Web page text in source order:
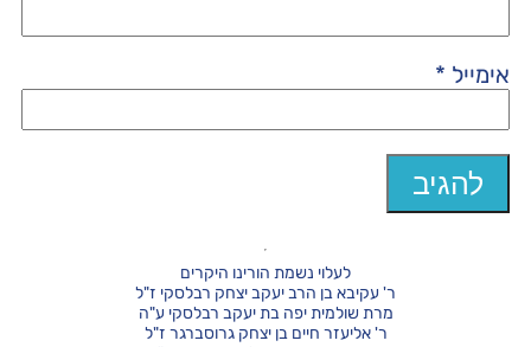
אימייל *
לעלוי נשמת הורינו היקרים
ר' עקיבא בן הרב יעקב יצחק רבלסקי ז"ל
מרת שולמית יפה בת יעקב רבלסקי ע"ה
ר' אליעזר חיים בן יצחק גרוסברגר ז"ל